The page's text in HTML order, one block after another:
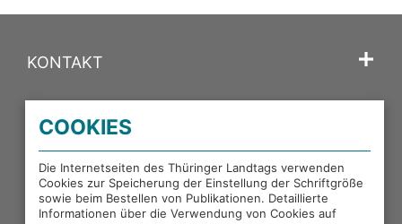
KONTAKT
PORTALE DES THÜRINGER LANDTAGS
EXTERNE LINKS
COOKIES
Die Internetseiten des Thüringer Landtags verwenden
Cookies zur Speicherung der Einstellung der Schriftgröße
sowie beim Bestellen von Publikationen. Detaillierte
Informationen über die Verwendung von Cookies auf